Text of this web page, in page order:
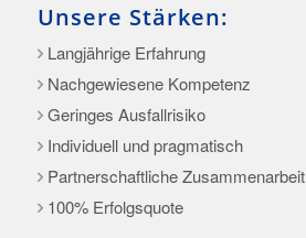
Unsere Stärken:
Langjährige Erfahrung
Nachgewiesene Kompetenz
Geringes Ausfallrisiko
Individuell und pragmatisch
Partnerschaftliche Zusammenarbeit
100% Erfolgsquote